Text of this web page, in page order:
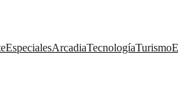
EspecialesArcadiaTecnologíaTurismo